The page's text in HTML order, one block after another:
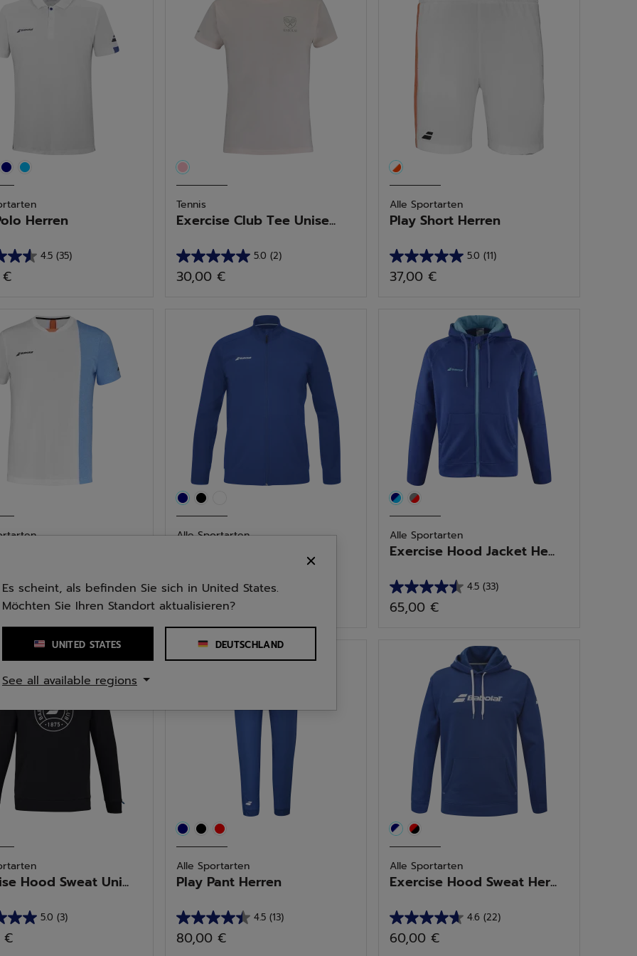
Bewertungen
Bewertungen
Herren
4.5 (35)
Tennis
Exercise Club Tee Unise...
5.0 (2)
5.0
von
Bewertungen
30,00 €
Alle Sportarten
Play Short Herren
5.0 (11)
5.0
von
Bewertungen
37,00 €
Neck Tee Herr...
4.9 (7)
Alle Sportarten
4.4 (17)
4.4
von
5
Sternen.
17
85,00 €
Alle Sportarten
Exercise Hood Jacket He...
4.5 (33)
4.5
von
Bewertungen
65,00 €
Hood Sweat Uni...
5.0 (3)
€
Alle Sportarten
Play Pant Herren
4.5 (13)
4.5
von
80,00 €
Alle Sportarten
Exercise Hood Sweat Her...
4.6 (22)
4.6
von
60,00 €
Es scheint, als befinden Sie sich in United States.
Möchten Sie Ihren Standort aktualisieren?
UNITED STATES DEUTSCHLAND
See all available regions